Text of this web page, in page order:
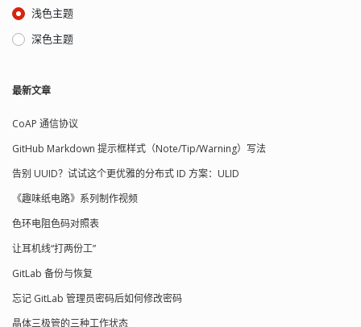
浅色主题
深色主题
最新文章
CoAP 通信协议
GitHub Markdown 提示框样式（Note/Tip/Warning）写法
告别 UUID？试试这个更优雅的分布式 ID 方案：ULID
《趣味纸电路》系列制作视频
色环电阻色码对照表
让耳机线“打两份工”
GitLab 备份与恢复
忘记 GitLab 管理员密码后如何修改密码
晶体三极管的三种工作状态